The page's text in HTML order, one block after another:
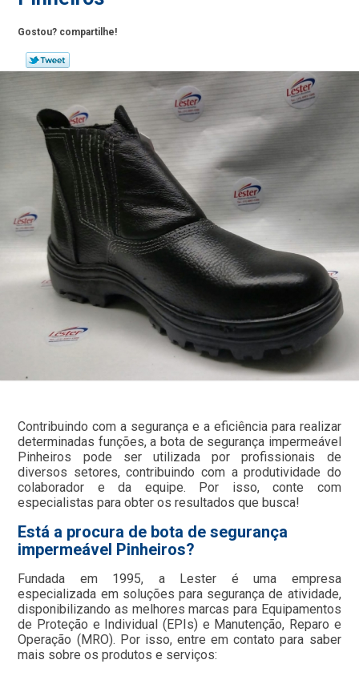
Gostou? compartilhe!
Contribuindo com a segurança e a eficiência para realizar
determinadas funções, a bota de segurança impermeável
Pinheiros pode ser utilizada por profissionais de
diversos setores, contribuindo com a produtividade do
colaborador e da equipe. Por isso, conte com
especialistas para obter os resultados que busca!
Está a procura de bota de segurança
impermeável Pinheiros?
Fundada em 1995, a Lester é uma empresa
especializada em soluções para segurança de atividade,
disponibilizando as melhores marcas para Equipamentos
de Proteção e Individual (EPIs) e Manutenção, Reparo e
Operação (MRO). Por isso, entre em contato para saber
mais sobre os produtos e serviços: